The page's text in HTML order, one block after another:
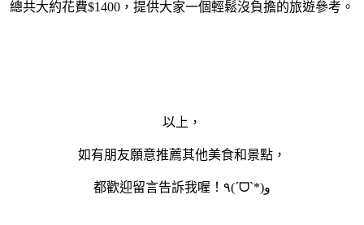
總共大約花費$1400，提供大家一個輕鬆沒負擔的旅遊參考。
以上，
如有朋友願意推薦其他美食和景點，
都歡迎留言告訴我喔！٩(ˊᗜˋ*)و